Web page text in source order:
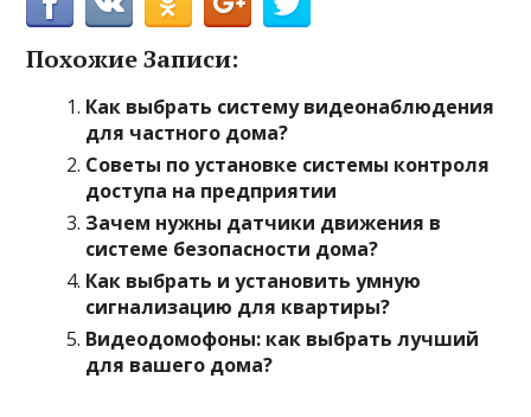
Похожие Записи:
Как выбрать систему видеонаблюдения
для частного дома?
Советы по установке системы контроля
доступа на предприятии
Зачем нужны датчики движения в
системе безопасности дома?
Как выбрать и установить умную
сигнализацию для квартиры?
Видеодомофоны: как выбрать лучший
для вашего дома?